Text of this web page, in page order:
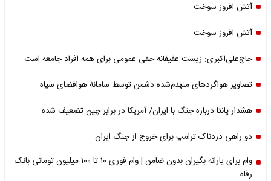
آتش افروز سوخت
آتش افروز سوخت
حاج‌علی‌اکبری: زیست عفیفانه حقی عمومی برای همه افراد جامعه است
تصاویر هواگردهای منهدم‌شده دشمن توسط سامانۀ هوافضای سپاه
هشدار پانتا درباره جنگ با ایران/ آمریکا در برابر چین تضعیف شده
دو راهی دردناک ترامپ برای خروج از جنگ ایران
وام برای یارانه بگیران بدون ضامن | وام فوری ۱۰ تا ۱۰۰ میلیون تومانی بانک
رفاه